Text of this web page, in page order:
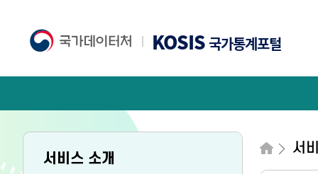
KOSIS국가통계포털
서비스 소개
서